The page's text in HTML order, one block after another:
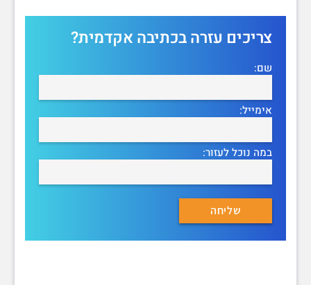
צריכים עזרה בכתיבה אקדמית?
שם:
אימייל:
במה נוכל לעזור: